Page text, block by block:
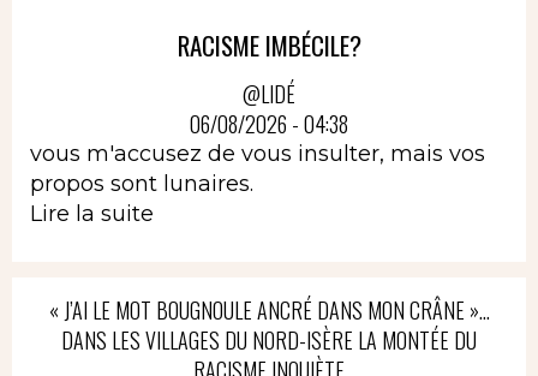
RACISME IMBÉCILE?
@LIDÉ
06/08/2026 - 04:38
vous m'accusez de vous insulter, mais vos
propos sont lunaires.
Lire la suite
« J’AI LE MOT BOUGNOULE ANCRÉ DANS MON CRÂNE »…
DANS LES VILLAGES DU NORD-ISÈRE LA MONTÉE DU
RACISME INQUIÈTE